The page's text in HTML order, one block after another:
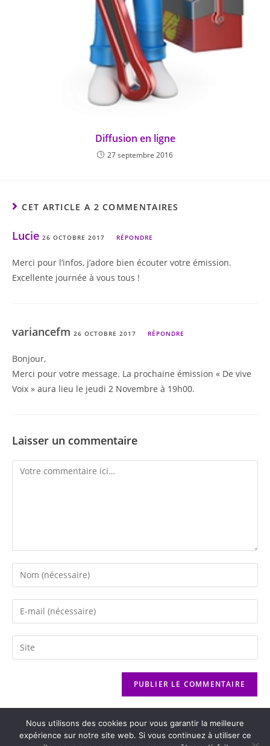
Diffusion en ligne
27 septembre 2016
CET ARTICLE A 2 COMMENTAIRES
Lucie 26 OCTOBRE 2017 RÉPONDRE
Merci pour l’infos, j’adore bien écouter votre émission.
Excellente journée à vous tous !
variancefm 26 OCTOBRE 2017 RÉPONDRE
Bonjour,
Merci pour votre message. La prochaine émission « De vive
Voix » aura lieu le jeudi 2 Novembre à 19h00.
Laisser un commentaire
Nous utilisons des cookies pour vous garantir la meilleure
expérience sur notre site web. Si vous continuez à utiliser ce